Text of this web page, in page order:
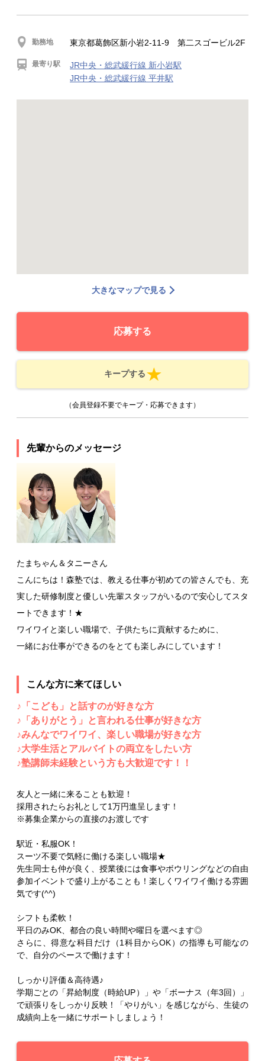
勤務地 東京都葛飾区新小岩2-11-9 第二スゴービル2F
最寄り駅
JR中央・総武緩行線 新小岩駅
JR中央・総武緩行線 平井駅
大きなマップで見る
応募する
キープする
（会員登録不要でキープ・応募できます）
先輩からのメッセージ
たまちゃん＆タニーさん
こんにちは！森塾では、教える仕事が初めての皆さんでも、充
実した研修制度と優しい先輩スタッフがいるので安心してスタ
ートできます！★
ワイワイと楽しい職場で、子供たちに貢献するために、
一緒にお仕事ができるのをとても楽しみにしています！
こんな方に来てほしい
♪「こども」と話すのが好きな方
♪「ありがとう」と言われる仕事が好きな方
♪みんなでワイワイ、楽しい職場が好きな方
♪大学生活とアルバイトの両立をしたい方
♪塾講師未経験という方も大歓迎です！！
友人と一緒に来ることも歓迎！
採用されたらお礼として1万円進呈します！
※募集企業からの直接のお渡しです
駅近・私服OK！
スーツ不要で気軽に働ける楽しい職場★
先生同士も仲が良く、授業後には食事やボウリングなどの自由
参加イベントで盛り上がることも！楽しくワイワイ働ける雰囲
気です(^^)
シフトも柔軟！
平日のみOK、都合の良い時間や曜日を選べます◎
さらに、得意な科目だけ（1科目からOK）の指導も可能なの
で、自分のペースで働けます！
しっかり評価＆高待遇♪
学期ごとの「昇給制度（時給UP）」や「ボーナス（年3回）」
で頑張りをしっかり反映！「やりがい」を感じながら、生徒の
成績向上を一緒にサポートしましょう！